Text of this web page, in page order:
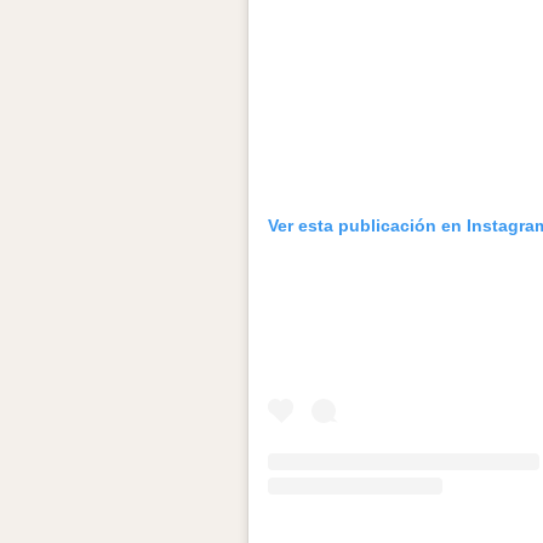
Ver esta publicación en